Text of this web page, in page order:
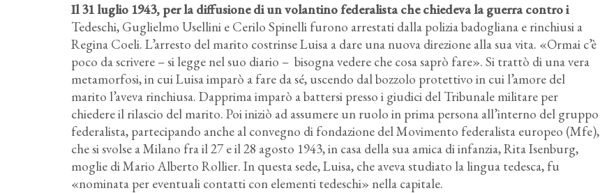
Il 31 luglio 1943, per la diffusione di un volantino federalista che chiedeva la guerra contro i
Tedeschi, Guglielmo Usellini e Cerilo Spinelli furono arrestati dalla polizia badogliana e rinchiusi a
Regina Coeli. L’arresto del marito costrinse Luisa a dare una nuova direzione alla sua vita. «Ormai c’è
poco da scrivere – si legge nel suo diario – bisogna vedere che cosa saprò fare». Si trattò di una vera
metamorfosi, in cui Luisa imparò a fare da sé, uscendo dal bozzolo protettivo in cui l’amore del
marito l’aveva rinchiusa. Dapprima imparò a battersi presso i giudici del Tribunale militare per
chiedere il rilascio del marito. Poi iniziò ad assumere un ruolo in prima persona all’interno del gruppo
federalista, partecipando anche al convegno di fondazione del Movimento federalista europeo (Mfe),
che si svolse a Milano fra il 27 e il 28 agosto 1943, in casa della sua amica di infanzia, Rita Isenburg,
moglie di Mario Alberto Rollier. In questa sede, Luisa, che aveva studiato la lingua tedesca, fu
«nominata per eventuali contatti con elementi tedeschi» nella capitale.